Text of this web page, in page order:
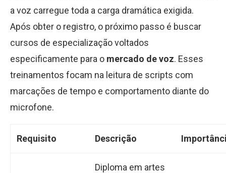
a voz carregue toda a carga dramática exigida.
Após obter o registro, o próximo passo é buscar
cursos de especialização voltados
especificamente para o mercado de voz. Esses
treinamentos focam na leitura de scripts com
marcações de tempo e comportamento diante do
microfone.
Requisito Descrição
Diploma em artes